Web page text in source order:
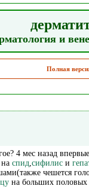
и
Полная
4 мес назад
спид,сифилис и
чешется
на больших половых